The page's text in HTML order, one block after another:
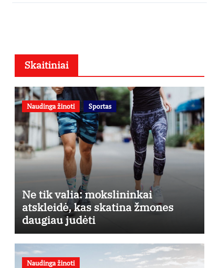
Skaitiniai
Naudinga žinoti Sportas
Ne tik valia: mokslininkai
atskleidė, kas skatina žmones
daugiau judėti
Naudinga žinoti